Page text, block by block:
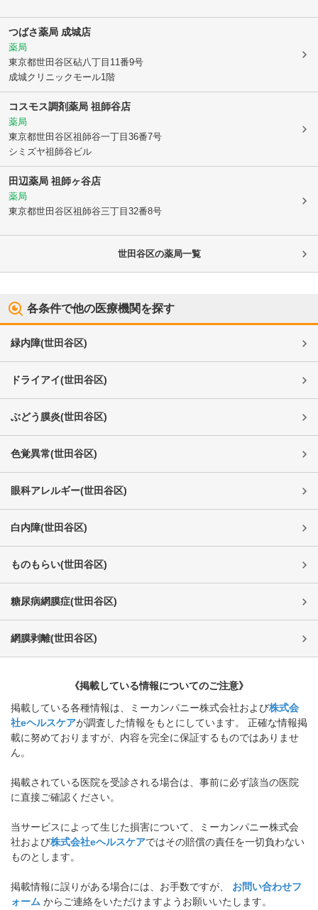
つばさ薬局 成城店
薬局
東京都世田谷区砧八丁目11番9号
成城クリニックモール1階
コスモス調剤薬局 祖師谷店
薬局
東京都世田谷区祖師谷一丁目36番7号
シミズヤ祖師谷ビル
田辺薬局 祖師ヶ谷店
薬局
東京都世田谷区祖師谷三丁目32番8号
世田谷区の薬局一覧
各条件で他の医療機関を探す
緑内障(世田谷区)
ドライアイ(世田谷区)
ぶどう膜炎(世田谷区)
色覚異常(世田谷区)
眼科アレルギー(世田谷区)
白内障(世田谷区)
ものもらい(世田谷区)
糖尿病網膜症(世田谷区)
網膜剥離(世田谷区)
《掲載している情報についてのご注意》
掲載している各種情報は、ミーカンパニー株式会社および株式会
社eヘルスケアが調査した情報をもとにしています。 正確な情報掲
載に努めておりますが、内容を完全に保証するものではありませ
ん。
掲載されている医院を受診される場合は、事前に必ず該当の医院
に直接ご確認ください。
当サービスによって生じた損害について、ミーカンパニー株式会
社および株式会社eヘルスケアではその賠償の責任を一切負わない
ものとします。
掲載情報に誤りがある場合には、お手数ですが、
お問い合わせフ
ォーム からご連絡をいただけますようお願いいたします。